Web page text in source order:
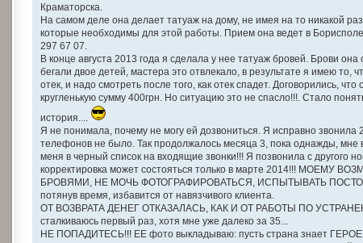
Краматорска.
На самом деле она делает татуаж на дому, не имея на то никакой
которые необходимы для этой работы. Прием она ведет в
297 67 07.
В конце августа 2013 года я сделала у нее татуаж бровей. Брови
бегали двое детей, мастера это отвлекало, в результате я имею то,
отек, и надо смотреть после того, как отек спадет. Договорились,
кругленькую сумму 400грн. Но ситуацию это не спасло!!!. Стало
история....
Я не понимала, почему не могу ей дозвониться. Я исправно звонила
телефонов не было. Так продолжалось месяца 3, пока однажды, мне
меня в черный список на входящие звонки!!! Я позвонила с другого
корректировка может состояться только в марте 2014!!!
БРОВЯМИ, НЕ МОЧЬ ФОТОГРАФИРОВАТЬСЯ, ИСПЫТЫВАТЬ
потянув время, избавится от навязчивого клиента.
ОТ ВОЗВРАТА ДЕНЕГ ОТКАЗАЛАСЬ, КАК И ОТ РАБОТЫ ПО
сталкиваюсь первый раз, хотя мне уже далеко за 35...
НЕ ПОПАДИТЕСЬ!!! ЕЕ фото выкладываю: пусть страна знает